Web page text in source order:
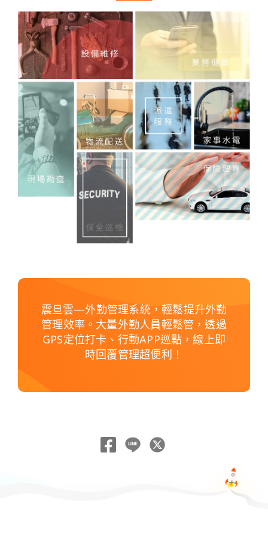
震旦雲—外勤管理系統，輕鬆提升外勤
管理效率。大量外勤人員輕鬆管，透過
GPS定位打卡、行動APP巡點，線上即
時回覆管理超便利！